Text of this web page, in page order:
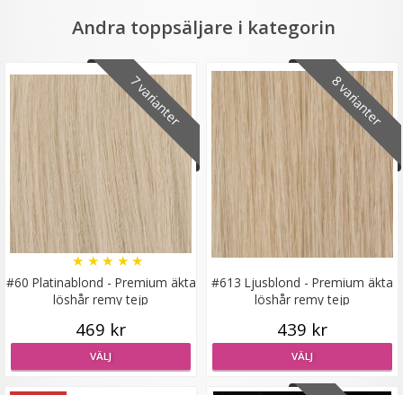
★★ ★★
129 kr
VÄLJ
Syntetiskt löshår Gloriatråd lockigt - Mörkblond #16/68
Andra toppsäljare i kategorin
7 varianter
#60 Platinablond - Premium äkta
löshår remy tejp
★ ★ ★ ★ ★
469 kr
VÄLJ
8 varianter
#613 Ljusblond - Premium äkta
löshår remy tejp
439 kr
VÄLJ